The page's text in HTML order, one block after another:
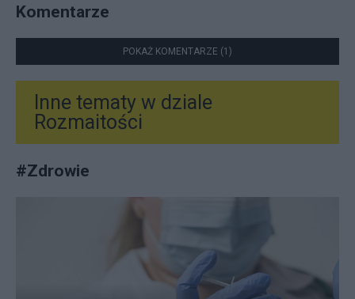
Komentarze
POKAŻ KOMENTARZE (1)
Inne tematy w dziale
Rozmaitości
#Zdrowie